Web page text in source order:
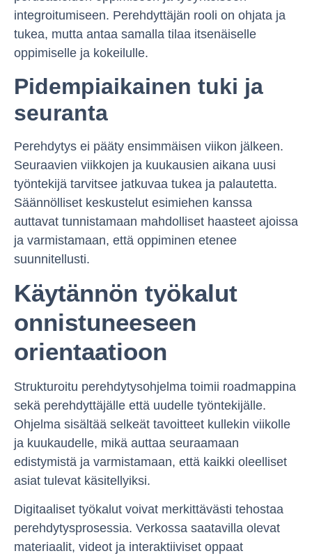
integroitumiseen. Perehdyttäjän rooli on ohjata ja
tukea, mutta antaa samalla tilaa itsenäiselle
oppimiselle ja kokeilulle.
Pidempiaikainen tuki ja
seuranta
Perehdytys ei pääty ensimmäisen viikon jälkeen.
Seuraavien viikkojen ja kuukausien aikana uusi
työntekijä tarvitsee jatkuvaa tukea ja palautetta.
Säännölliset keskustelut esimiehen kanssa
auttavat tunnistamaan mahdolliset haasteet ajoissa
ja varmistamaan, että oppiminen etenee
suunnitellusti.
Käytännön työkalut
onnistuneeseen
orientaatioon
Strukturoitu perehdytysohjelma toimii roadmappina
sekä perehdyttäjälle että uudelle työntekijälle.
Ohjelma sisältää selkeät tavoitteet kullekin viikolle
ja kuukaudelle, mikä auttaa seuraamaan
edistymistä ja varmistamaan, että kaikki oleelliset
asiat tulevat käsitellyiksi.
Digitaaliset työkalut voivat merkittävästi tehostaa
perehdytysprosessia. Verkossa saatavilla olevat
materiaalit, videot ja interaktiiviset oppaat